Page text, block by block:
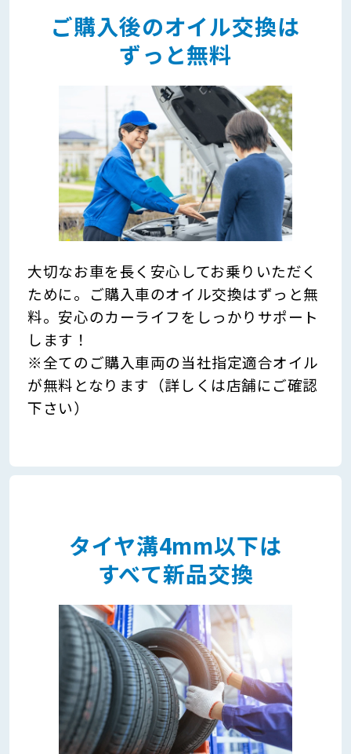
ご購入後のオイル交換は
ずっと無料
大切なお車を長く安心してお乗りいただく
ために。ご購入車のオイル交換はずっと無
料。安心のカーライフをしっかりサポート
します！
※全てのご購入車両の当社指定適合オイル
が無料となります（詳しくは店舗にご確認
下さい）
タイヤ溝4mm以下は
すべて新品交換